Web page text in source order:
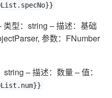
类型：string – 描述：基础
参数：FNumber
string – 描述：数量 – 值：